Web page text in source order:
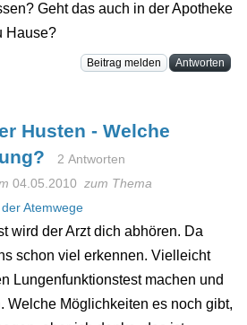
Geht das auch in der Apotheke
Hause?
Beitrag melden Antworten
Husten - Welche
2 Antworten
04.05.2010 zum Thema
Atemwege
wird der Arzt dich abhören. Da
schon viel erkennen. Vielleicht
Lungenfunktionstest machen und
Welche Möglichkeiten es noch gibt,